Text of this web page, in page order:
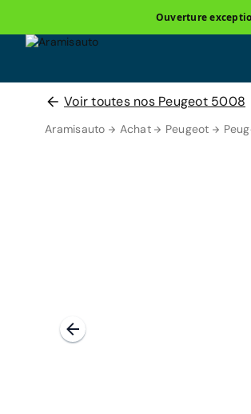
Ouverture
Voir toutes nos Peugeot 5008
Aramisauto Achat Peugeot